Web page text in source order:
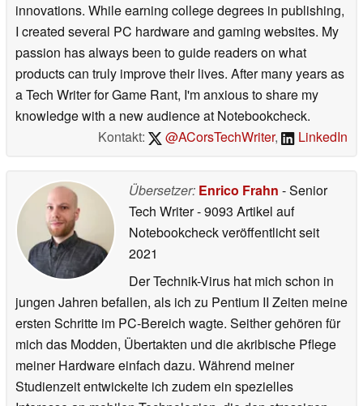
innovations. While earning college degrees in publishing,
I created several PC hardware and gaming websites. My
passion has always been to guide readers on what
products can truly improve their lives. After many years as
a Tech Writer for Game Rant, I'm anxious to share my
knowledge with a new audience at Notebookcheck.
Kontakt:
@ACorsTechWriter, LinkedIn
Übersetzer: Enrico Frahn - Senior
Tech Writer- 9093 Artikel auf
Notebookcheck veröffentlichtseit
2021
Der Technik-Virus hat mich schon in
jungen Jahren befallen, als ich zu Pentium II Zeiten meine
ersten Schritte im PC-Bereich wagte. Seither gehören für
mich das Modden, Übertakten und die akribische Pflege
meiner Hardware einfach dazu. Während meiner
Studienzeit entwickelte ich zudem ein spezielles